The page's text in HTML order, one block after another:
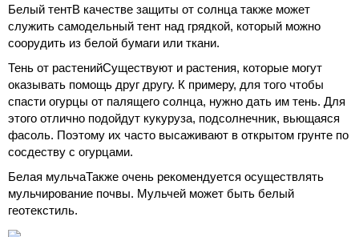
Белый тентВ качестве защиты от солнца также может
служить самодельный тент над грядкой, который можно
соорудить из белой бумаги или ткани.
Тень от растенийСуществуют и растения, которые могут
оказывать помощь друг другу. К примеру, для того чтобы
спасти огурцы от палящего солнца, нужно дать им тень. Для
этого отлично подойдут кукуруза, подсолнечник, вьющаяся
фасоль. Поэтому их часто высаживают в открытом грунте по
сосдеству с огурцами.
Белая мульчаТакже очень рекомендуется осуществлять
мульчирование почвы. Мульчей может быть белый
геотекстиль.